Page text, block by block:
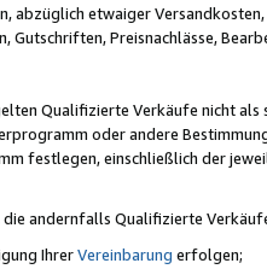
abzüglich etwaiger
Gutschriften, Preisnachlässe,
Qualifizierte Verkäufe nicht
oder andere
festlegen, einschließlich der
andernfalls Qualifizierte
IhrerVereinbarung erfolgen;